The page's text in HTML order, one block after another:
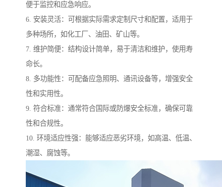
便于监控和应急响应。
6. 安装灵活：可根据实际需求定制尺寸和配置，适用于
多种场所，如化工厂、油田、矿山等。
7. 维护简便：结构设计简单，易于清洁和维护，使用寿
命长。
8. 多功能性：可配备应急照明、通讯设备等，增强安全
性和实用性。
9. 符合标准：通常符合国际或防爆安全标准，确保可靠
性和合规性。
10. 环境适应性强：能够适应恶劣环境，如高温、低温、
潮湿、腐蚀等。